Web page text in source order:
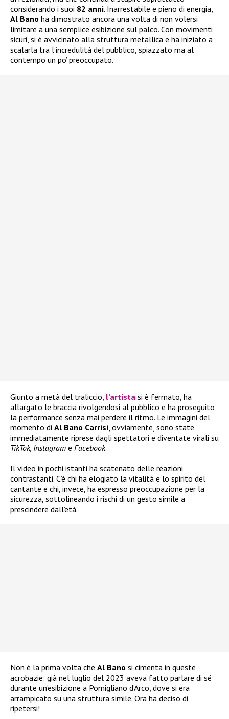
considerando i suoi 82 anni. Inarrestabile e pieno di energia,
Al Bano ha dimostrato ancora una volta di non volersi
limitare a una semplice esibizione sul palco. Con movimenti
sicuri, si è avvicinato alla struttura metallica e ha iniziato a
scalarla tra l’incredulità del pubblico, spiazzato ma al
contempo un po’ preoccupato.
Giunto a metà del traliccio, l’artista si è fermato, ha
allargato le braccia rivolgendosi al pubblico e ha proseguito
la performance senza mai perdere il ritmo. Le immagini del
momento di Al Bano Carrisi , ovviamente, sono state
immediatamente riprese dagli spettatori e diventate virali su
TikTok, Instagram e Facebook.
Il video in pochi istanti ha scatenato delle reazioni
contrastanti. C’è chi ha elogiato la vitalità e lo spirito del
cantante e chi, invece, ha espresso preoccupazione per la
sicurezza, sottolineando i rischi di un gesto simile a
prescindere dall’età.
Non è la prima volta che Al Bano si cimenta in queste
acrobazie: già nel luglio del 2023 aveva fatto parlare di sé
durante un’esibizione a Pomigliano d’Arco, dove si era
arrampicato su una struttura simile. Ora ha deciso di
ripetersi!